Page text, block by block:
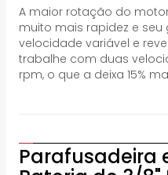
A maior rotação do
muito mais rapidez e
velocidade variável e
trabalhe com duas
rpm, o que a deixa 15%
Parafusadeira